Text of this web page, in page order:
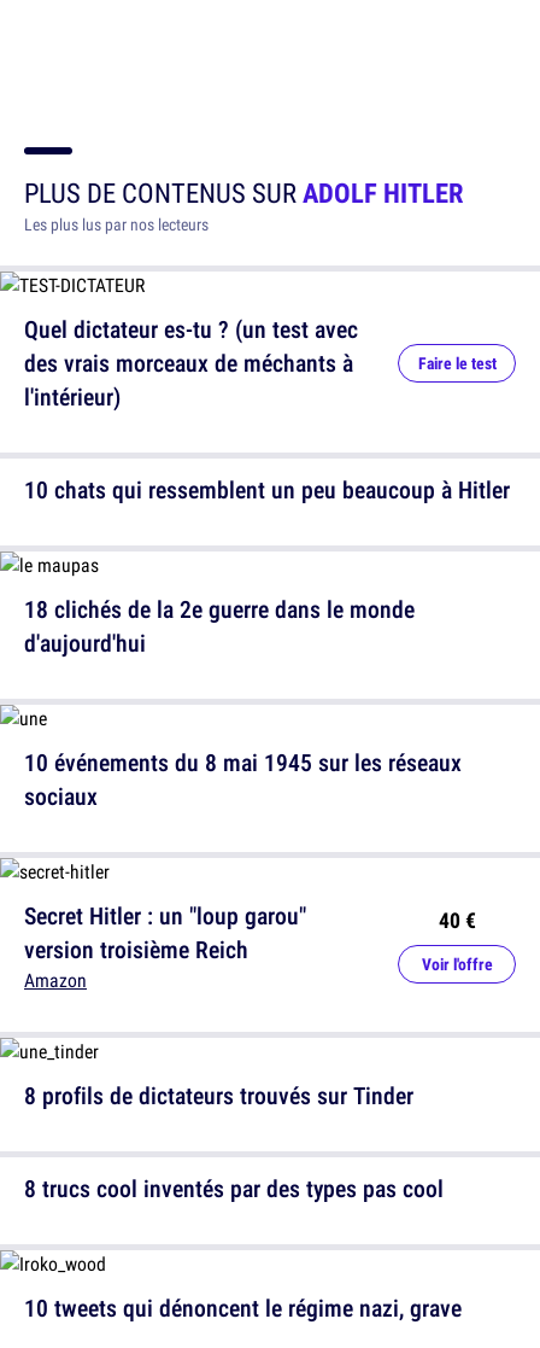
PLUS DE CONTENUS SURADOLF HITLER
Les plus lus par nos lecteurs
Quel dictateur es-tu ? (un test avec
des vrais morceaux de méchants à
l'intérieur)
Faire le test
18 clichés de la 2e guerre dans le monde
d'aujourd'hui
Secret Hitler : un "loup garou"
version troisième Reich
Amazon
40 €
Voir l'offre
8 trucs cool inventés par des types pas cool
10 chats qui ressemblent un peu beaucoup à Hitler
10 événements du 8 mai 1945 sur les réseaux
sociaux
8 profils de dictateurs trouvés sur Tinder
10 tweets qui dénoncent le régime nazi, grave